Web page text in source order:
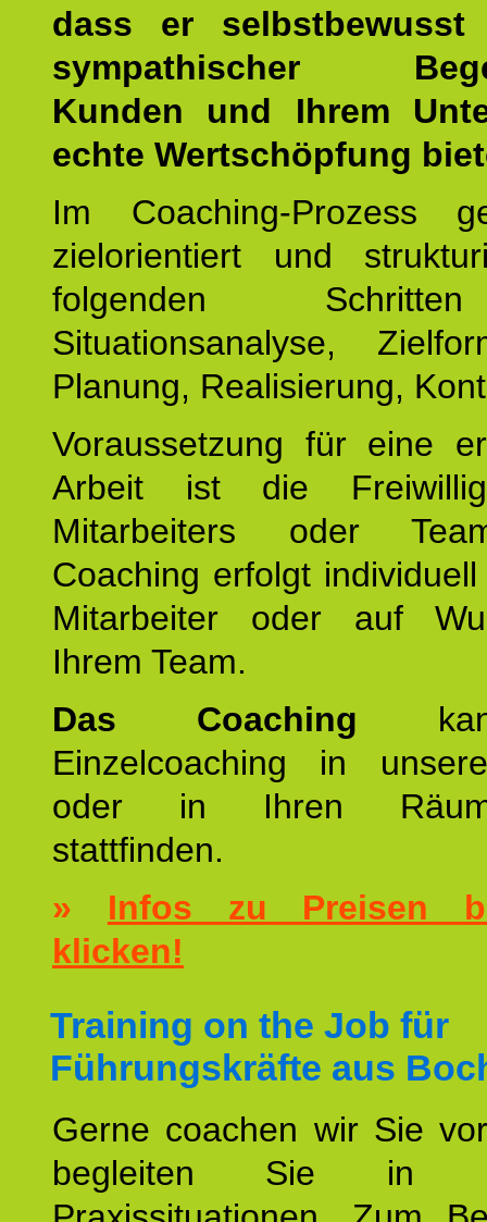
dass er
sympathischer
Kunden und Ihrem
echte Wertschöpfung
Im Coaching-Prozess
zielorientiert und
folgenden
Situationsanalyse,
Planung, Realisierung,
Voraussetzung für eine
Arbeit ist die
Mitarbeiters oder
Coaching erfolgt
Mitarbeiter oder auf
Ihrem Team.
Das Coaching
Einzelcoaching in
oder in Ihren
stattfinden.
» Infos zu Preisen
klicken!
Training on the Job für
Führungskräfte aus
Gerne coachen wir Sie
begleiten Sie in